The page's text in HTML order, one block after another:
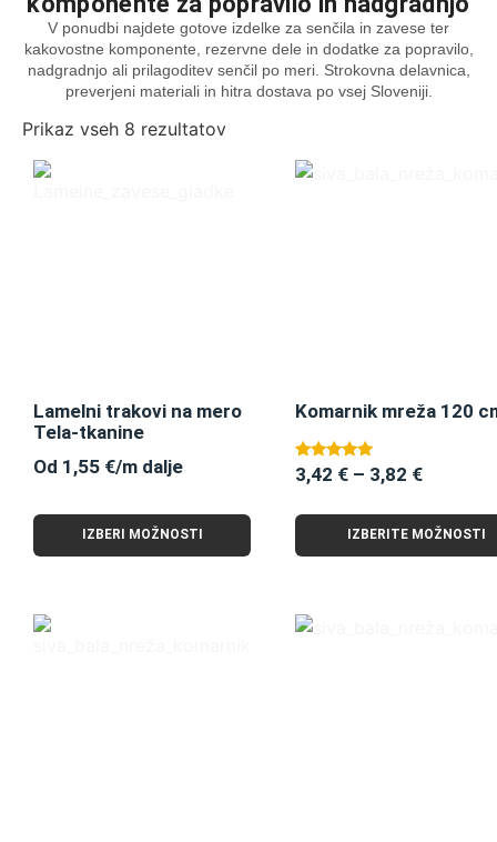
V ponudbi najdete gotove izdelke za senčila in zavese ter
kakovostne komponente, rezervne dele in dodatke za popravilo,
nadgradnjo ali prilagoditev senčil po meri. Strokovna delavnica,
preverjeni materiali in hitra dostava po vsej Sloveniji.
Prikaz vseh 8 rezultatov
Lamelni trakovi na mero
Tela-tkanine
Od 1,55 €/m dalje
IZBERI MOŽNOSTI
Komarnik mreža 120
Ocenjeno
5.00
3,42 € – 3,82 €
IZBERITE MOŽNOSTI